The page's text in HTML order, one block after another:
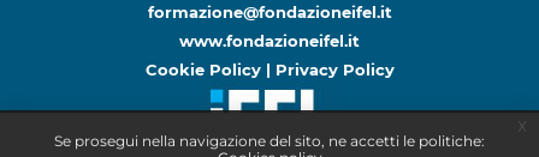
Se prosegui nella navigazione del sito, ne accetti le politiche:
formazione@fondazioneifel.it
www.fondazioneifel.it
Cookie Policy | Privacy Policy